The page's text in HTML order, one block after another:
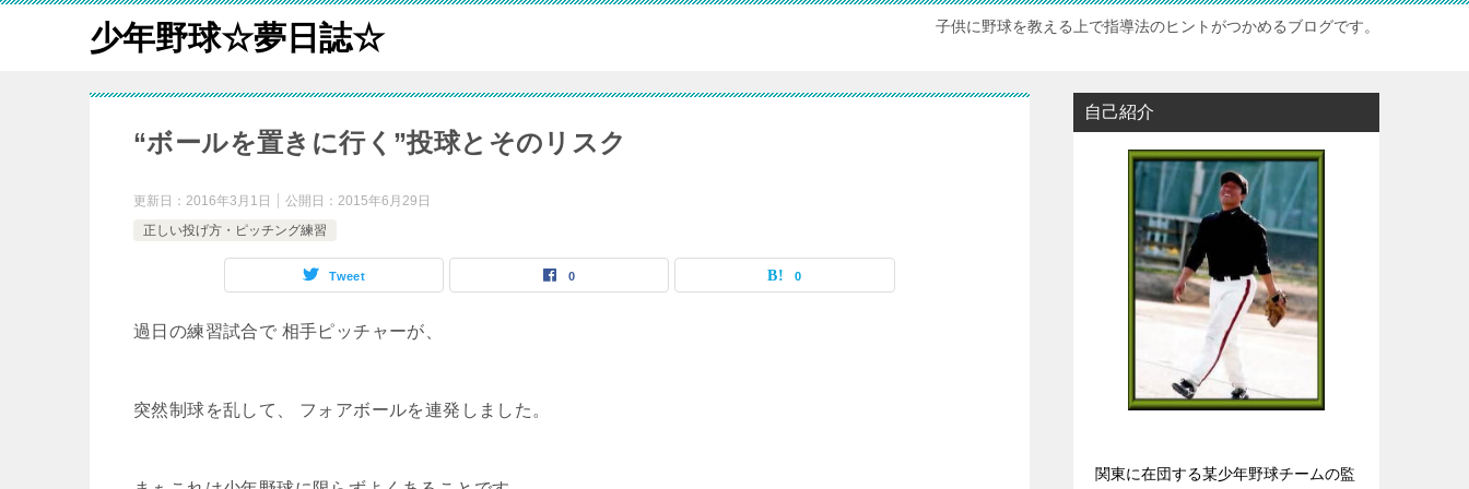
少年野球☆夢日誌☆ 子供に野球を教える上で指導法のヒントがつかめるブログです。
“ボールを置きに行く”投球とそのリスク
更新日： 2016年3月1日 公開日： 2015年6月29日
正しい投げ方・ピッチング練習
Tweet 0 0
過日の練習試合で 相手ピッチャーが、
突然制球を乱して、 フォアボールを連発しました。
自己紹介
関東に在団する某少年野球チームの監